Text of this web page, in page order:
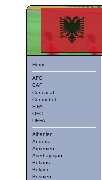
Home
AFC
CAF
Concacaf
Conmebol
FIFA
OFC
UEFA
Albanien
Andorra
Armenien
Aserbajdsjan
Belarus
Belgien
Bosnien